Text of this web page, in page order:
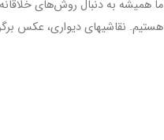
ما همیشه به دنبال روش‌های خلاقانه
هستیم. نقاشی‎های دیواری، عکس برگردان [...]